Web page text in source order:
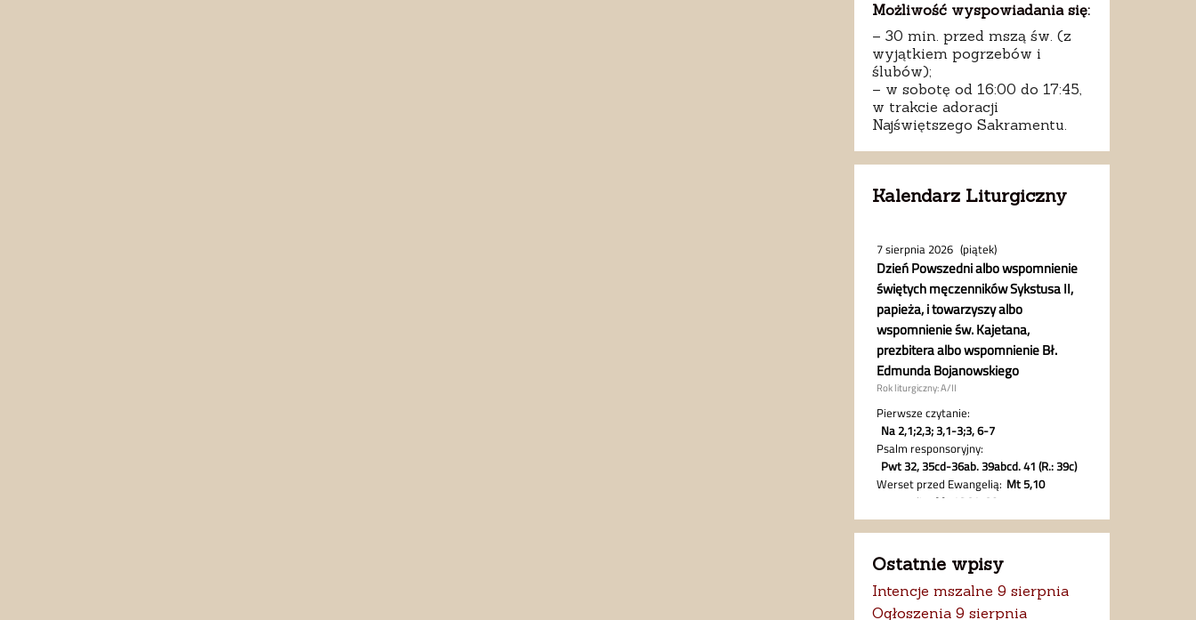
Możliwość wyspowiadania się:
– 30 min. przed mszą św. (z
wyjątkiem pogrzebów i
ślubów);
– w sobotę od 16:00 do 17:45,
w trakcie adoracji
Najświętszego Sakramentu.
Kalendarz Liturgiczny
Ostatnie wpisy
Intencje mszalne 9 sierpnia
Ogłoszenia 9 sierpnia